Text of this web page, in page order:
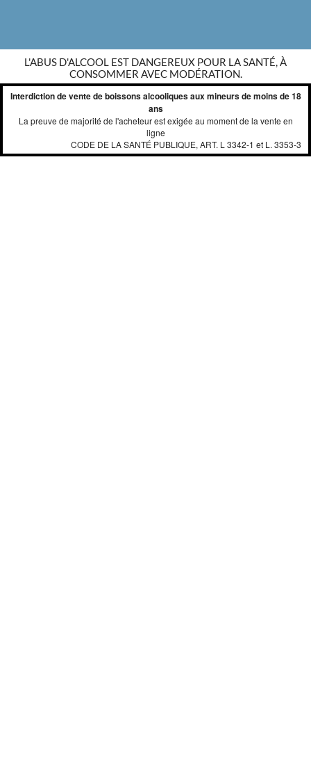
L'ABUS D'ALCOOL EST DANGEREUX POUR LA SANTÉ, À
CONSOMMER AVEC MODÉRATION.
Interdiction de vente de boissons alcooliques aux mineurs de moins de 18
ans
La preuve de majorité de l'acheteur est exigée au moment de la vente en
ligne
CODE DE LA SANTÉ PUBLIQUE, ART. L 3342-1 et L. 3353-3